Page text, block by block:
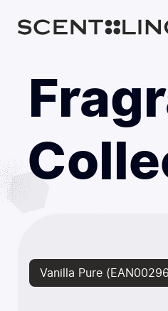
Vanilla Pure